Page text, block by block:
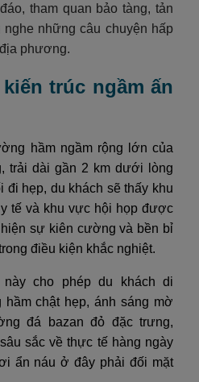
tham quan bảo tàng, tản
những câu chuyện hấp
phương.
trúc ngầm ấn
hầm ngầm rộng lớn của
trải dài gần 2 km dưới lòng
hẹp, du khách sẽ thấy khu
tế và khu vực hội họp được
sự kiên cường và bền bỉ
điều kiện khắc nghiệt.
cho phép du khách di
chật hẹp, ánh sáng mờ
đá bazan đỏ đặc trưng,
sắc về thực tế hàng ngày
ẩn náu ở đây phải đối mặt